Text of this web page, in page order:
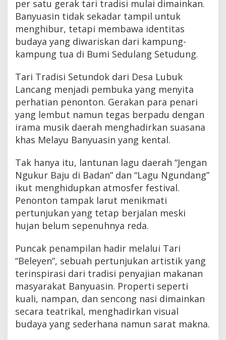
per satu gerak tari tradisi mulai dimainkan.
Banyuasin tidak sekadar tampil untuk
menghibur, tetapi membawa identitas
budaya yang diwariskan dari kampung-
kampung tua di Bumi Sedulang Setudung.
Tari Tradisi Setundok dari Desa Lubuk
Lancang menjadi pembuka yang menyita
perhatian penonton. Gerakan para penari
yang lembut namun tegas berpadu dengan
irama musik daerah menghadirkan suasana
khas Melayu Banyuasin yang kental.
Tak hanya itu, lantunan lagu daerah “Jengan
Ngukur Baju di Badan” dan “Lagu Ngundang”
ikut menghidupkan atmosfer festival.
Penonton tampak larut menikmati
pertunjukan yang tetap berjalan meski
hujan belum sepenuhnya reda.
Puncak penampilan hadir melalui Tari
“Beleyen”, sebuah pertunjukan artistik yang
terinspirasi dari tradisi penyajian makanan
masyarakat Banyuasin. Properti seperti
kuali, nampan, dan sencong nasi dimainkan
secara teatrikal, menghadirkan visual
budaya yang sederhana namun sarat makna.